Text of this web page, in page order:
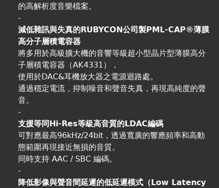
的高解析度音樂檔案。
-
減低雜訊與失真的RUBYCON公司製PML-CAP®薄膜
高分子層積電容器
將多用於高級擴大機的音響等級超小型晶片型薄膜高分
子層積電容器（AK4331），
使用於DAC&耳機放大器之電源迴路處。
通過穩定電流，抑制噪音和聲音失真，再現高純度的聲
音。
-
支援等同Hi-Res等級高音質的LDAC編碼
可對應最高96kHz/24bit，透過寬廣的響應頻率和高動
態範圍再現接近無損的音質。
同時支持 AAC / SBC 編碼。
-
降低影像與聲音間延遲的低延遲模式（Low Latency